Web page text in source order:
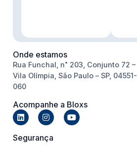
Onde estamos
Rua Funchal, n˚ 203, Conjunto 72 –
Vila Olímpia, São Paulo – SP, 04551-
060
Acompanhe a Bloxs
Segurança